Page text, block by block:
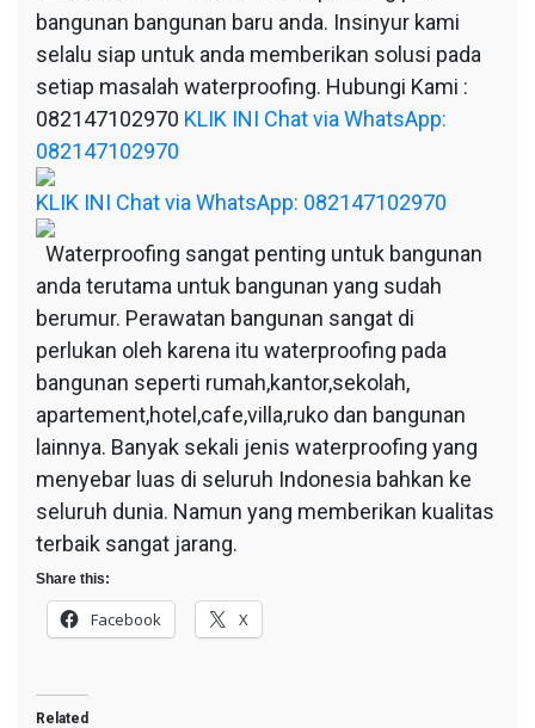
bangunan bangunan baru anda. Insinyur kami
selalu siap untuk anda memberikan solusi pada
setiap masalah waterproofing. Hubungi Kami :
082147102970 KLIK INI Chat via WhatsApp:
082147102970
KLIK INI Chat via WhatsApp: 082147102970
Waterproofing sangat penting untuk bangunan
anda terutama untuk bangunan yang sudah
berumur. Perawatan bangunan sangat di
perlukan oleh karena itu waterproofing pada
bangunan seperti rumah,kantor,sekolah,
apartement,hotel,cafe,villa,ruko dan bangunan
lainnya. Banyak sekali jenis waterproofing yang
menyebar luas di seluruh Indonesia bahkan ke
seluruh dunia. Namun yang memberikan kualitas
terbaik sangat jarang.
Share this:
Facebook X
Related